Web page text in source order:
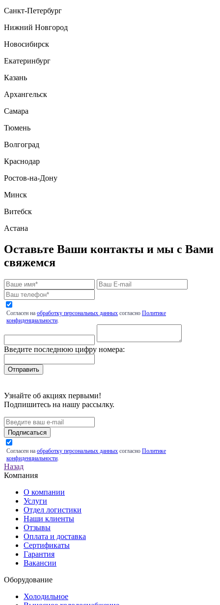
Санкт-Петербург
Нижний Новгород
Новосибирск
Екатеринбург
Казань
Архангельск
Самара
Тюмень
Волгоград
Краснодар
Ростов-на-Дону
Минск
Витебск
Астана
Оставьте Ваши контакты и мы с Вами
свяжемся
Согласен на обработку персональных данных согласно Политике
конфиденциальности.
Введите последнюю цифру номера:
Узнайте об акциях первыми!
Подпишитесь на нашу рассылку.
Подписаться
Согласен на обработку персональных данных согласно Политике
конфиденциальности.
Назад
Компания
О компании
Услуги
Отдел логистики
Наши клиенты
Отзывы
Оплата и доставка
Сертификаты
Гарантия
Вакансии
Оборудование
Холодильное